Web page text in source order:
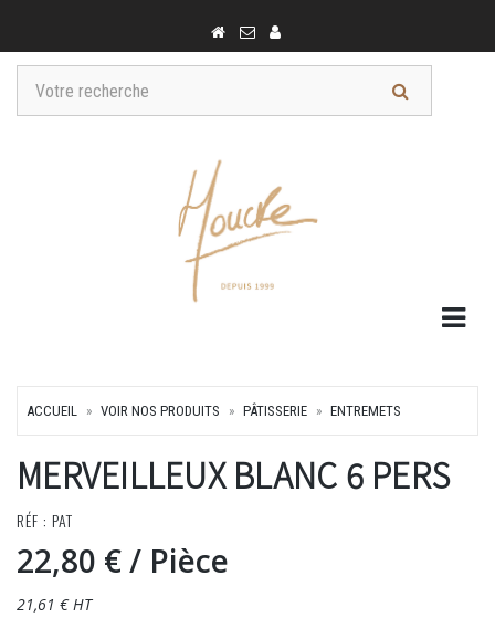
ACCUEIL VOIR NOS PRODUITS PÂTISSERIE ENTREMETS
MERVEILLEUX BLANC 6 PERS
RÉF : PAT
22,80 €/ Pièce
21,61 € HT